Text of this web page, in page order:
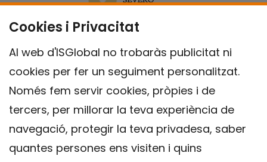
Cookies i Privacitat
Al web d'ISGlobal no trobaràs publicitat ni
cookies per fer un seguiment personalitzat.
Només fem servir cookies, pròpies i de
tercers, per millorar la teva experiència de
navegació, protegir la teva privadesa, saber
quantes persones ens visiten i quins